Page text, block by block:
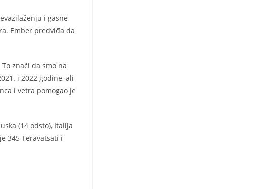
i gasne
Ember predviđa da
znači da smo na
i 2022 godine, ali
i vetra pomogao je
(14 odsto), Italija
345 Teravatsati i